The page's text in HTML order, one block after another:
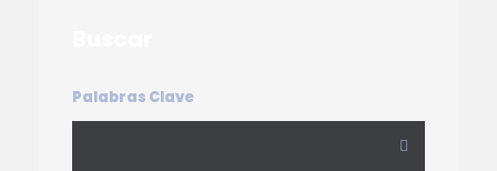
Palabras Clave